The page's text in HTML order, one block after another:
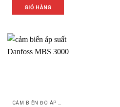
GIỎ HÀNG
CẢM BIẾN ĐO ÁP SUẤT